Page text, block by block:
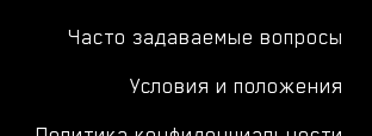
Часто задаваемые вопросы
Условия и положения